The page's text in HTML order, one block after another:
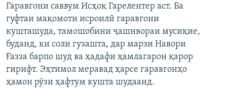
Гаравгони саввум Исҳоқ Гарелентер аст. Ба
гуфтаи мақомоти исроилӣ гаравгони
кушташуда, тамошобини ҷашнвораи мусиқие,
буданд, ки соли гузашта, дар марзи Навори
Ғазза барпо шуд ва ҳадафи ҳамлагарон қарор
гирифт. Эҳтимол меравад ҳарсе гаравгонҳо
ҳамон рӯзи ҳафтум кушта шудаанд.